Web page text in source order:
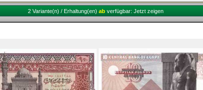
2 Variante(n) / Erhaltung(en) ab verfügbar: Jetzt zeigen